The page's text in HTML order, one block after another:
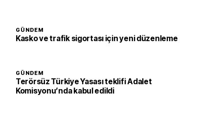
GÜNDEM
Kasko ve trafik sigortası için yeni düzenleme
GÜNDEM
Terörsüz Türkiye Yasası teklifi Adalet
Komisyonu’nda kabul edildi